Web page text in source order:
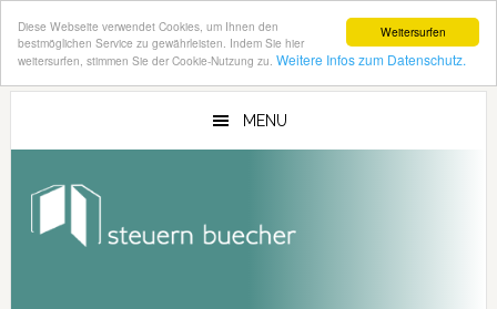
Weitersurfen
Diese Webseite verwendet Cookies, um Ihnen den
bestmöglichen Service zu gewährleisten. Indem Sie hier
weitersurfen, stimmen Sie der Cookie-Nutzung zu. Weitere Infos zum Datenschutz.
Zum
Zur
MENU